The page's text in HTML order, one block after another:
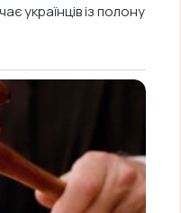
українців із полону